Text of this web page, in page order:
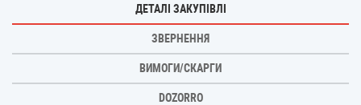
ДЕТАЛІ ЗАКУПІВЛІ
ЗВЕРНЕННЯ
ВИМОГИ/СКАРГИ
DOZORRO